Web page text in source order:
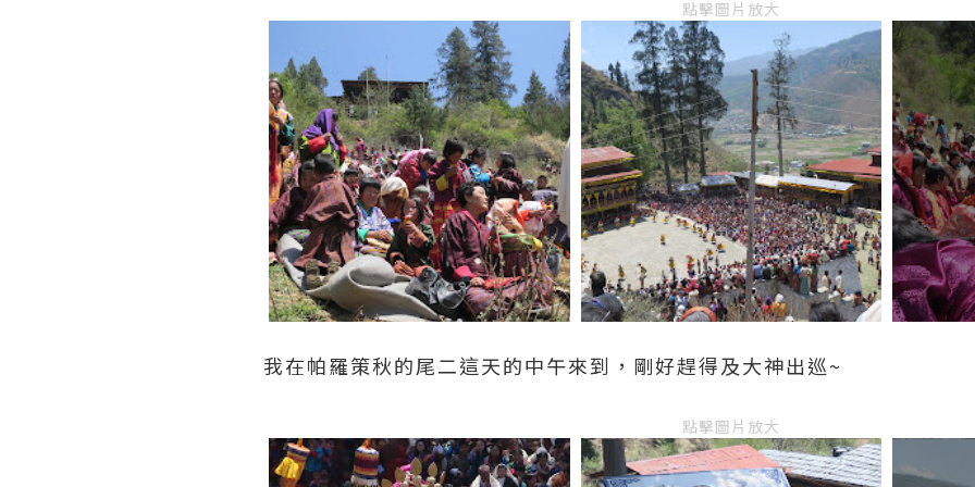
點擊圖片放大
我在帕羅策秋的尾二這天的中午來到，剛好趕得及大神出巡~
點擊圖片放大